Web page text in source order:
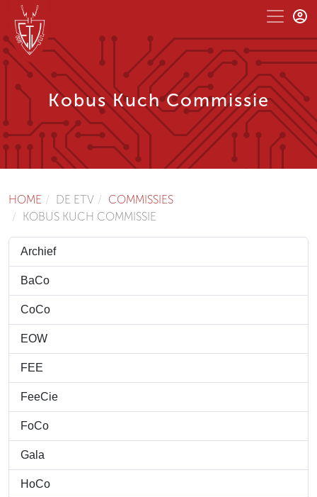
Kobus Kuch Commissie
HOME DE ETV
COMMISSIES
KOBUS KUCH COMMISSIE
Archief
BaCo
CoCo
EOW
FEE
FeeCie
FoCo
Gala
HoCo